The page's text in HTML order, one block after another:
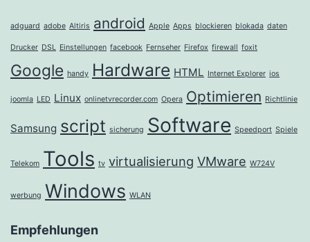
adguard adobe Altiris android Apple Apps blockieren blokada daten
Drucker DSL Einstellungen facebook Fernseher Firefox firewall foxit
Google handy Hardware HTML Internet Explorer ios
joomla LED Linux onlinetvrecorder.com Opera Optimieren Richtlinie
Samsung script sicherung Software Speedport Spiele
Telekom Tools tv virtualisierung VMware W724V
werbung Windows WLAN
Empfehlungen